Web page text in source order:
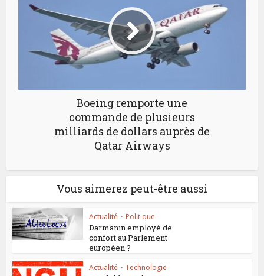
Boeing remporte une
commande de plusieurs
milliards de dollars auprès de
Qatar Airways
Vous aimerez peut-être aussi
Actualité • Politique
Darmanin employé de
confort au Parlement
européen ?
Actualité • Technologie